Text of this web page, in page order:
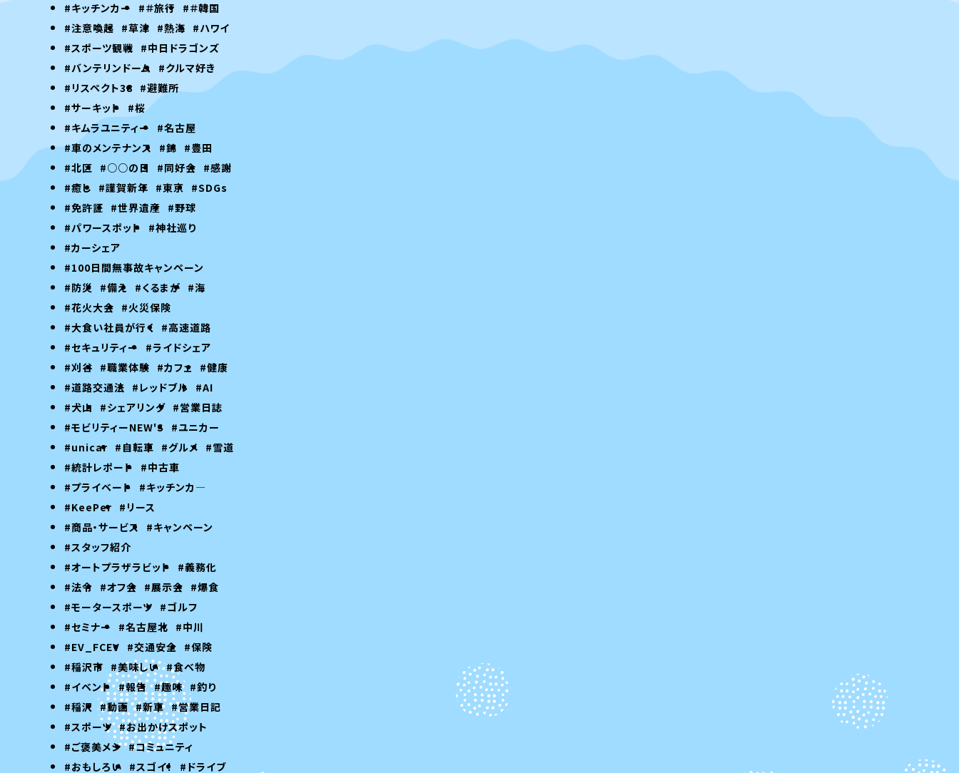
#キッチンカー
#＃旅行
#＃韓国
#注意喚起 #草津 #熱海 #ハワイ
#スポーツ観戦 #中日ドラゴンズ
#バンテリンドーム #クルマ好き
#リスペクト38 #避難所
#サーキット
#桜
#キムラユニティー
#名古屋
#車のメンテナンス
#錦 #豊田
#北区 #○○の日 #同好会 #感謝
#癒し #謹賀新年 #東京 #SDGs
#免許証 #世界遺産 #野球
#パワースポット
#神社巡り
#カーシェア
#100日間無事故キャンペーン
#防災 #備え #くるまが #海
#花火大会 #火災保険
#大食い社員が行く #高速道路
#セキュリティー
#ライドシェア
#刈谷 #職業体験 #カフェ
#健康
#道路交通法 #レッドブル #AI
#犬山
#シェアリング #営業日誌
#モビリティーNEW'S
#ユニカー
#unicar #自転車 #グルメ #雪道
#統計レポート
#中古車
#プライベート
#キッチンカ―
#KeePer #リース
#商品・サービス
#キャンペーン
#スタッフ紹介
#オートプラザラビット
#義務化
#法令 #オフ会 #展示会 #爆食
#モータースポーツ #ゴルフ
#セミナー
#名古屋北 #中川
#EV_FCEV #交通安全 #保険
#稲沢市 #美味しい #食べ物
#イベント #報告 #趣味 #釣り
#稲沢 #動画 #新車 #営業日記
#スポーツ #お出かけスポット
#ご褒美メシ #コミュニティ
#おもしろい #スゴイ！ #ドライブ